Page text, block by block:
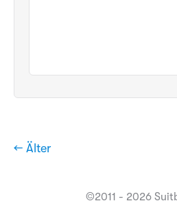
← Älter
©2011 - 2026